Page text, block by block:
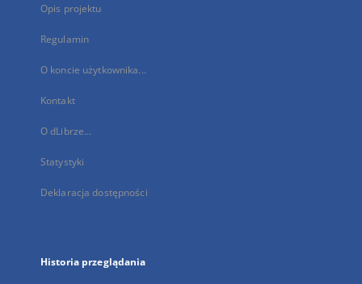
Opis projektu
Regulamin
O koncie użytkownika...
Kontakt
O dLibrze...
Statystyki
Deklaracja dostępności
Historia przeglądania